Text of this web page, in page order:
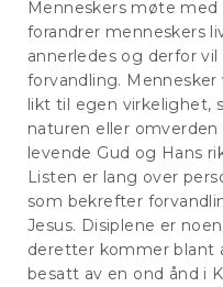
Menneskers møte
forandrer menneskers
annerledes og derfor
forvandling.
likt til egen virkelighet,
naturen eller
levende Gud og Hans
Listen er lang over
som bekrefter
Jesus. Disiplene er
deretter kommer blant
besatt av en ond ånd i